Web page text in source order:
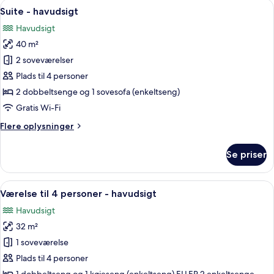
havudsigt
Indlæs
alle
billeder
af
Suite
-
havudsigt
En moderne stue med en sofa, et
5
Suite - havudsigt
Havudsigt
40 m²
2 soveværelser
Plads til 4 personer
2 dobbeltsenge og 1 sovesofa (enkeltseng)
Gratis Wi-Fi
Flere oplysninger
Flere
-
havudsigt
Se priser
Indlæs
alle
billeder
af
Værelse
til
Et hotelværelse med to senge,
6
Værelse til 4 personer - havudsigt
Havudsigt
32 m²
1 soveværelse
Plads til 4 personer